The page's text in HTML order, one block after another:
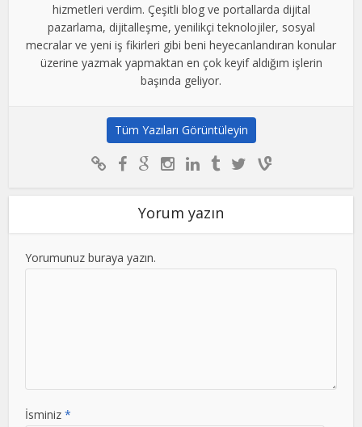
hizmetleri verdim. Çeşitli blog ve portallarda dijital
pazarlama, dijitalleşme, yenilikçi teknolojiler, sosyal
mecralar ve yeni iş fikirleri gibi beni heyecanlandıran konular
üzerine yazmak yapmaktan en çok keyif aldığım işlerin
başında geliyor.
Tüm Yazıları Görüntüleyin
Yorum yazın
Yorumunuz buraya yazın.
İsminiz *